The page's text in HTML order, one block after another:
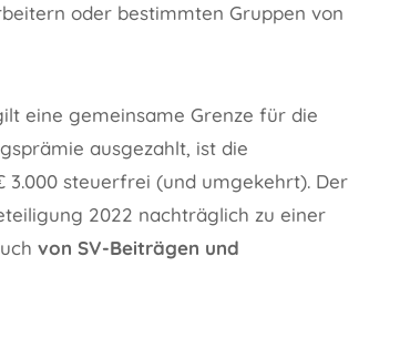
oder bestimmten Gruppen von
eine gemeinsame Grenze für die
ausgezahlt, ist die
steuerfrei (und umgekehrt). Der
2022 nachträglich zu einer
von SV-Beiträgen und